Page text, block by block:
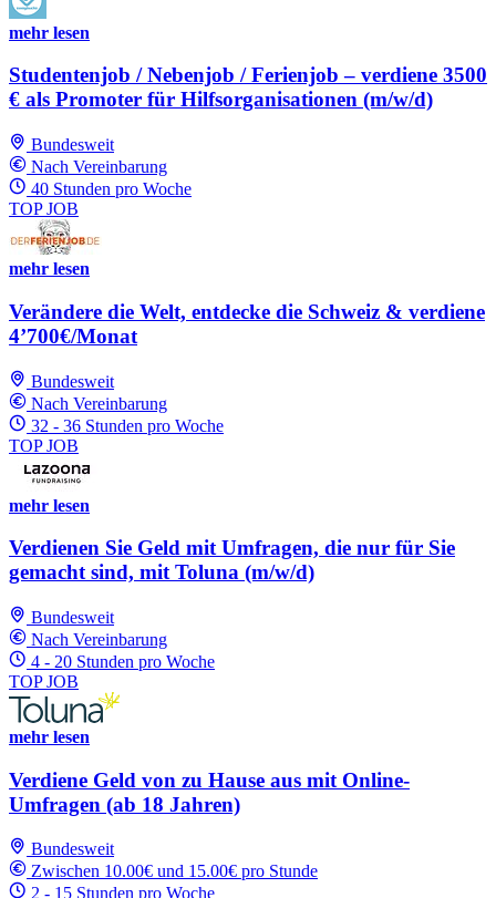
mehr lesen
Studentenjob / Nebenjob / Ferienjob – verdiene 3500
€ als Promoter für Hilfsorganisationen (m/w/d)
Bundesweit
Nach Vereinbarung
40 Stunden pro Woche
TOP JOB
mehr lesen
Verändere die Welt, entdecke die Schweiz & verdiene
4’700€/Monat
Bundesweit
Nach Vereinbarung
32 - 36 Stunden pro Woche
TOP JOB
mehr lesen
Verdienen Sie Geld mit Umfragen, die nur für Sie
gemacht sind, mit Toluna (m/w/d)
Bundesweit
Nach Vereinbarung
4 - 20 Stunden pro Woche
TOP JOB
mehr lesen
Verdiene Geld von zu Hause aus mit Online-
Umfragen (ab 18 Jahren)
Bundesweit
Zwischen 10.00€ und 15.00€ pro Stunde
2 - 15 Stunden pro Woche